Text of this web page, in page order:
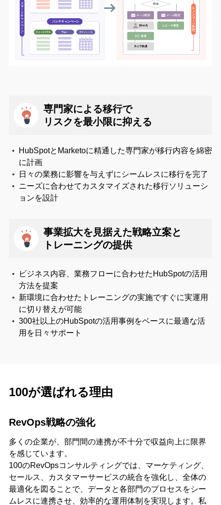
専門家による移行で
リスクを最小限に抑える
HubSpotとMarketoに精通した専門家が移行内容を綿密
に計画
日々の業務に影響を与えずにシームレスに移行を完了
ニーズに合わせてカスタマイズされた移行ソリューシ
ョンを設計
事業拡大を見据えた戦略立案と
トレーニングの提供
ビジネス内容、業務フローに合わせたHubSpotの活用
方法を提案
新環境に合わせたトレーニングの実施ですぐに実運用
に切り替えが可能
300社以上のHubSpotの活用事例をベースに最適な活
用を日々サポート
100が選ばれる理由
RevOps戦略の強化
多くの企業が、部門間の連携が不十分で収益向上に限界
を感じています。
100のRevOpsコンサルティングでは、マーケティング、
セールス、カスタマーサービスの統合を強化し、全体の
最適化を図ることで、データと各部門のプロセスをシー
ムレスに連携させ、効率的な運用体制を実現します。私